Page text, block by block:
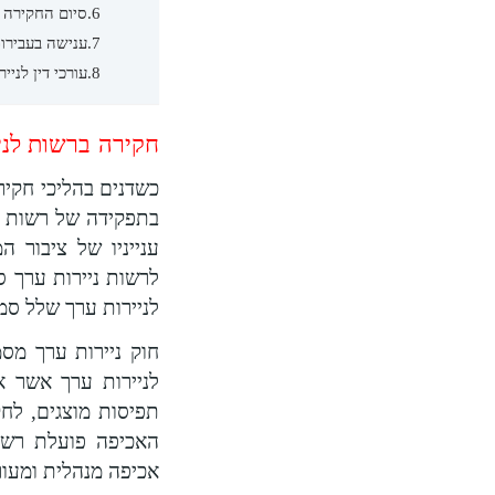
סיום
ענישה
עורכי דין
חקירה ברשות
כשדנים בהליכי
ענייניו של
לרשות ניירות ערך
לניירות ערך שלל
חוק ניירות ערך
לניירות ערך אשר
תפיסות מוצגים,
האכיפה פועלת
אכיפה מנהלית